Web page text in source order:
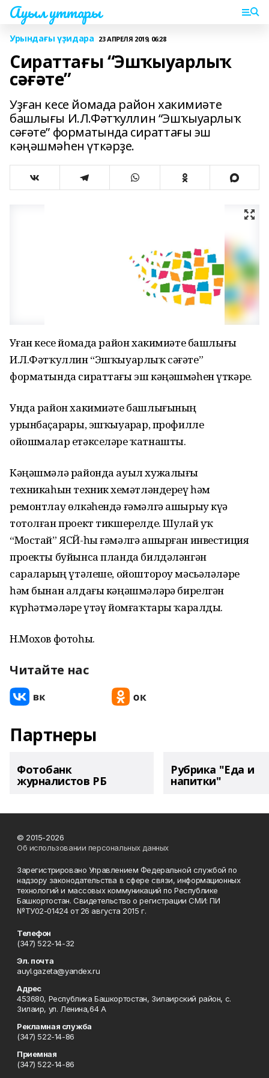
Ауыл уттары
Урындағы үҙидара 23 АПРЕЛЯ 2019, 06:28
Сираттағы “Эшҡыуарлыҡ
сәғәте”
Уҙған кесе йомада район хакимиәте
башлығы И.Л.Фәтҡуллин “Эшҡыуарлыҡ
сәғәте” форматында сираттағы эш
кәңәшмәһен үткәрҙе.
Уҙған кесе йомада район хакимиәте башлығы
И.Л.Фәтҡуллин “Эшҡыуарлыҡ сәғәте”
форматында сираттағы эш кәңәшмәһен үткәрҙе.
Унда район хакимиәте башлығының
урынбаҫарҙары, эшҡыуарҙар, профилле
ойошмалар етәкселәре ҡатнашты.
Кәңәшмәлә районда ауыл хужалығы
техникаһын техник хеҙмәтләндереү һәм
ремонтлау өлкәһендә ғәмәлгә ашырыу күҙҙә
тотолған проект тикшерелде. Шулай уҡ
“Мостай” ЯСЙ-һы ғәмәлгә ашырған инвестиция
проекты буйынса планда билдәләнгән
сараларҙың үтәлеше, ойоштороу мәсьәләләре
һәм бынан алдағы кәңәшмәләрҙә бирелгән
күрһәтмәләрҙе үтәү йомғаҡтары ҡаралды.
Н.Мохов фотоһы.
Читайте нас
Партнеры
Фотобанк
журналистов РБ
Рубрика "Еда и
напитки"
© 2015-2026
Об использовании персональных данных
Зарегистрировано Управлением Федеральной службой по
надзору законодательства в сфере связи, информационных
технологий и массовых коммуникаций по Республике
Башкортостан. Свидетельство о регистрации СМИ: ПИ
№ТУ02-01424 от 26 августа 2015 г.
Телефон
(347) 522-14-32
Эл. почта
auyl.gazeta@yandex.ru
Адрес
453680, Республика Башкортостан, Зилаирский район, с.
Зилаир, ул. Ленина,64 А
Рекламная служба
(347) 522-14-86
Приемная
(347) 522-14-86